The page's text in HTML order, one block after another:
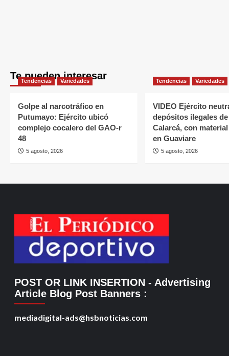
Te pueden interesar
Tendencias Variedades
Golpe al narcotráfico en
Putumayo: Ejército ubicó
complejo cocalero del GAO-r
48
5 agosto, 2026
Tendencias Variedades
VIDEO Ejército
depósitos ilegales
Calarcá, con
en Guaviare
5 agosto, 2026
POST OR LINK INSERTION - Advertising
Article Blog Post Banners :
mediadigital-ads@hsbnoticias.com